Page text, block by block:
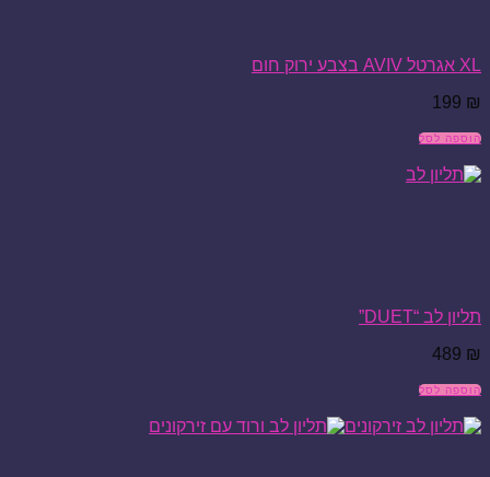
XL אגרטל AVIV בצבע ירוק חום
199 ₪
הוספה לסל
תליון לב “DUET”
489 ₪
הוספה לסל